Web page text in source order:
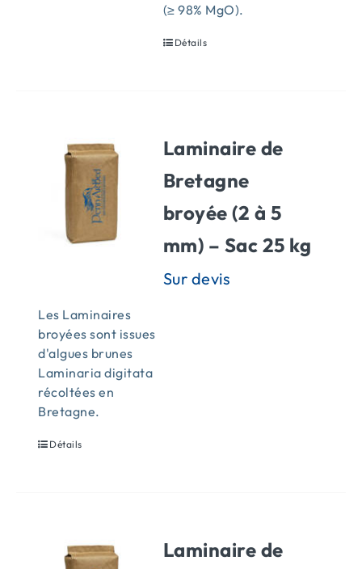
(≥ 98% MgO).
Détails
Laminaire de
Bretagne
broyée (2 à 5
mm) – Sac 25 kg
Les Laminaires
broyées sont issues
d'algues brunes
Laminaria digitata
récoltées en
Bretagne.
Détails
Laminaire de